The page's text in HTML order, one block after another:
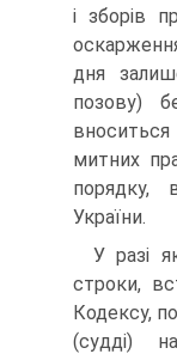
і зборів
дня
позову)
митних
порядку,
України.
У разі
строки,
Кодексу,
(судді)